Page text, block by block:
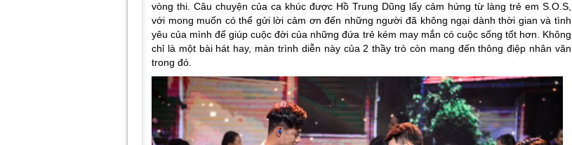
vòng thi. Câu chuyện của ca khúc được Hồ Trung Dũng lấy cảm hứng từ làng trẻ em S.O.S,
với mong muốn có thể gửi lời cảm ơn đến những người đã không ngại dành thời gian và tình
yêu của mình để giúp cuộc đời của những đứa trẻ kém may mắn có cuộc sống tốt hơn. Không
chỉ là một bài hát hay, màn trình diễn này của 2 thầy trò còn mang đến thông điệp nhân văn
trong đó.